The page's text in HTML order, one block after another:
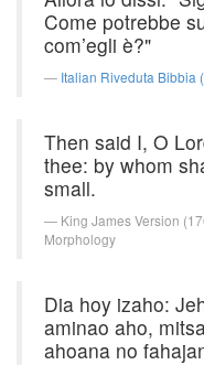
Come potrebbe
com’egli è?"
Italian Riveduta Bibbia
Then said I, O
thee: by whom
small.
King James Version
Morphology
Dia hoy izaho:
aminao aho,
ahoana no